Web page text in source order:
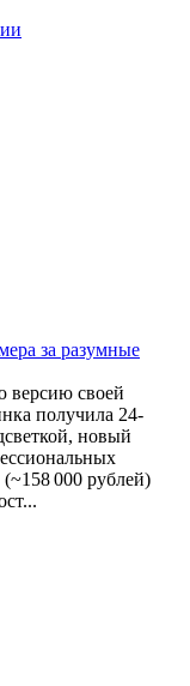
за разумные
версию своей
получила 24-
новый
000 рублей)